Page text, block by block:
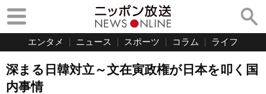
エンタメ ニュース スポーツ コラム ライフ
深まる日韓対立～文在寅政権が日本を叩く国
内事情